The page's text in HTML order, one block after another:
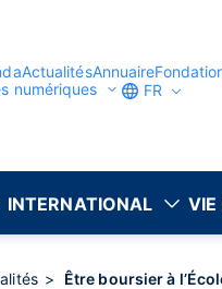
ActualitésAnnuaire
numériques
FR
INTERNATIONAL VIE
Être boursier à